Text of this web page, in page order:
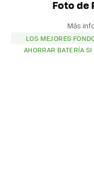
Foto de
Más
LOS MEJORES
AHORRAR BATERÍA